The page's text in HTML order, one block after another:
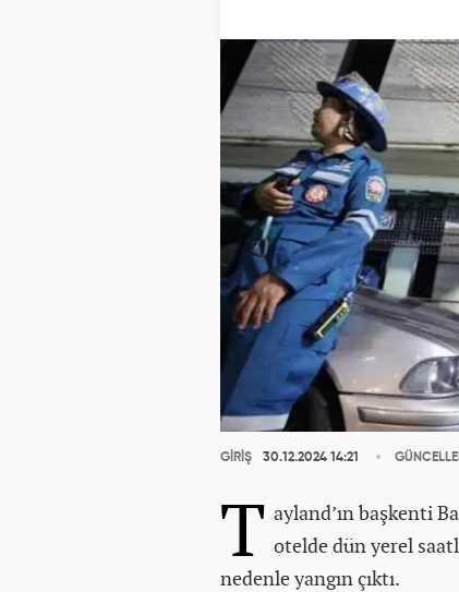
GİRİŞ 30.12.2024 14:21
T ayland’ın başkenti
otelde dün yerel
nedenle yangın çıktı.